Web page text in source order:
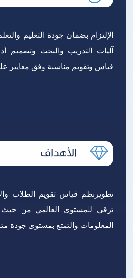
الإلتزام بضمان جودة التعليم
آليات التدريب والبحث وتصميم
قياس وتقويم مناسبة وفق معايير
تطويرنظم قياس تقويم الطلاب
ترقى للمستوى العالمي من حيث
المعلومات والتمتع بمستوى جودة